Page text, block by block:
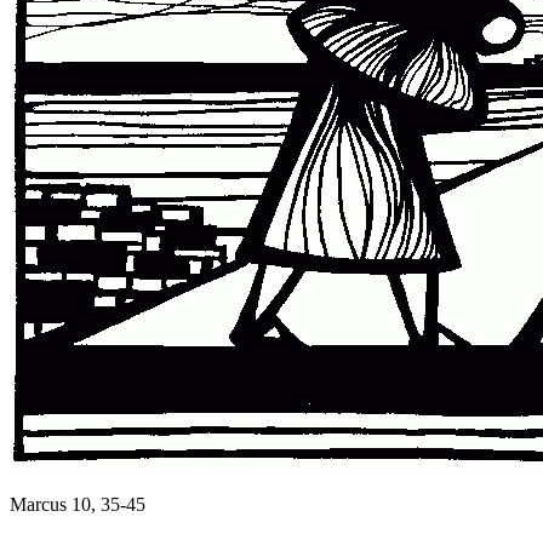
Marcus 10, 35-45